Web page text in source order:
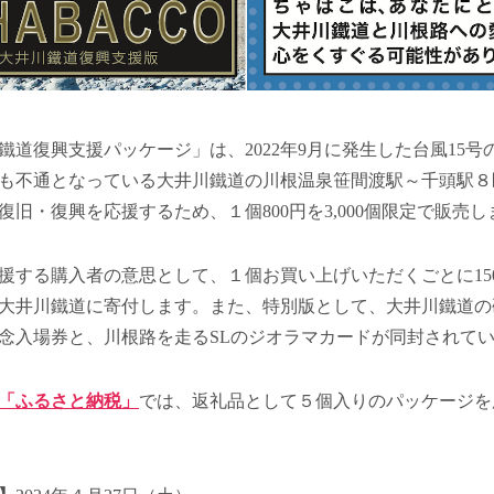
道復興支援パッケージ」は、2022年9月に発生した台風15号
不通となっている大井川鐵道の川根温泉笹間渡駅～千頭駅
旧・復興を応援するため、１個800円を3,000個限定で販売し
する購入者の意思として、１個お買い上げいただくごとに
井川鐵道に寄付します。また、特別版として、大井川鐵道
入場券と、川根路を走るSLのジオラマカードが同封されて
ふるさと納税」 では、返礼品として５個入りのパッケージ